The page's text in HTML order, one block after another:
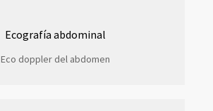
Ecografía abdominal
Eco doppler del abdomen